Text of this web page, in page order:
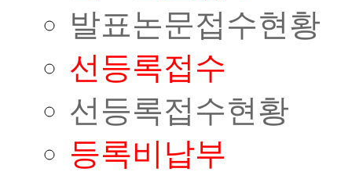
발표논문접수현황
선등록접수
선등록접수현황
등록비납부